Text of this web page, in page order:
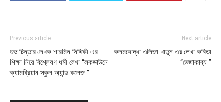
Previous article
শুভ চিন্তার লেখক শারমিন সিদ্দিকী এর
শিক্ষা নিয়ে বিশ্লেষণ ধর্মী লেখা “লকডাউনে
ক্যামব্রিয়ান স্কুল অ্যান্ড কলেজ ”
Next article
কলমযোদ্ধা এলিজা খাতুন এর লেখা কবিতা
“ভেজাকাব্য ”